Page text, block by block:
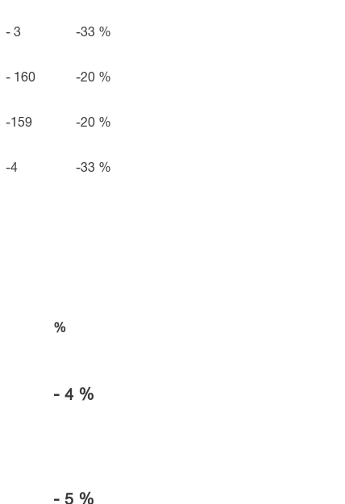
- 3 -33 %
- 160 -20 %
-159 -20 %
-4 -33 %
%
- 4 %
- 5 %